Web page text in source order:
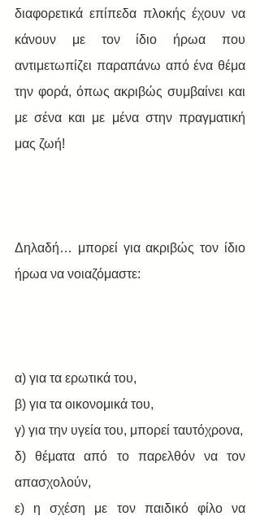
διαφορετικά επίπεδα πλοκής έχουν να
κάνουν με τον ίδιο ήρωα που
αντιμετωπίζει παραπάνω από ένα θέμα
την φορά, όπως ακριβώς συμβαίνει και
με σένα και με μένα στην πραγματική
μας ζωή!
Δηλαδή… μπορεί για ακριβώς τον ίδιο
ήρωα να νοιαζόμαστε:
α) για τα ερωτικά του,
β) για τα οικονομικά του,
δ) θέματα από το παρελθόν να τον
απασχολούν,
ε) η σχέση με τον παιδικό φίλο να